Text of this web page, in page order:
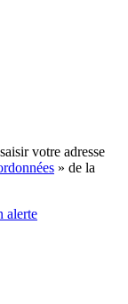
votre adresse
» de la
alerte